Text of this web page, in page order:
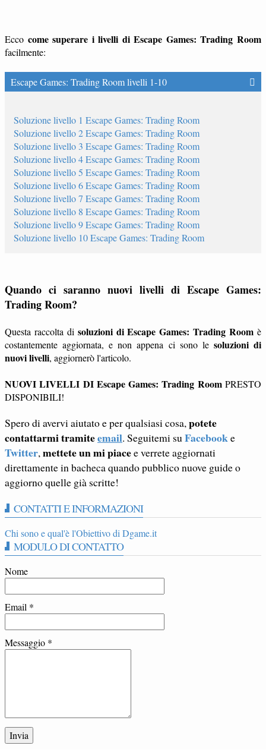
Ecco come superare i livelli di Escape Games: Trading Room
facilmente:
Escape Games: Trading Room livelli 1-10
Soluzione livello 1 Escape Games: Trading Room
Soluzione livello 2 Escape Games: Trading Room
Soluzione livello 3 Escape Games: Trading Room
Soluzione livello 4 Escape Games: Trading Room
Soluzione livello 5 Escape Games: Trading Room
Soluzione livello 6 Escape Games: Trading Room
Soluzione livello 7 Escape Games: Trading Room
Soluzione livello 8 Escape Games: Trading Room
Soluzione livello 9 Escape Games: Trading Room
Soluzione livello 10 Escape Games: Trading Room
Quando ci saranno nuovi livelli di Escape Games:
Trading Room?
Questa raccolta di soluzioni di Escape Games: Trading Room è
costantemente aggiornata, e non appena ci sono le soluzioni di
nuovi livelli, aggiornerò l'articolo.
NUOVI LIVELLI DI Escape Games: Trading RoomPRESTO
DISPONIBILI!
Spero di avervi aiutato e per qualsiasi cosa, potete
contattarmi tramiteemail. Seguitemi su Facebooke
Twitter, mettete un mi piacee verrete aggiornati
direttamente in bacheca quando pubblico nuove guide o
aggiorno quelle già scritte!
CONTATTI E INFORMAZIONI
Chi sono e qual'è l'Obiettivo di Dgame.it
MODULO DI CONTATTO
Nome
Email *
Messaggio *